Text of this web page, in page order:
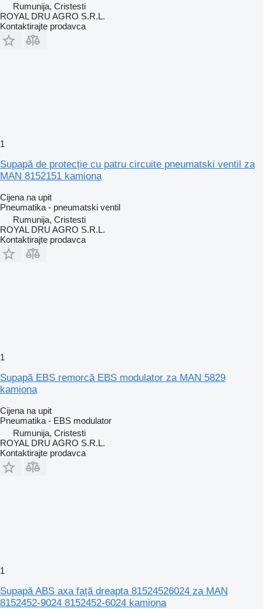
Rumunija, Cristesti
ROYAL DRU AGRO S.R.L.
Kontaktirajte prodavca
1
Supapă de protecție cu patru circuite pneumatski ventil za
MAN 8152151 kamiona
Cijena na upit
Pneumatika - pneumatski ventil
Rumunija, Cristesti
ROYAL DRU AGRO S.R.L.
Kontaktirajte prodavca
1
Supapă EBS remorcă EBS modulator za MAN 5829
kamiona
Cijena na upit
Pneumatika - EBS modulator
Rumunija, Cristesti
ROYAL DRU AGRO S.R.L.
Kontaktirajte prodavca
1
Supapă ABS axa față dreapta 81524526024 za MAN
8152452-9024 8152452-6024 kamiona